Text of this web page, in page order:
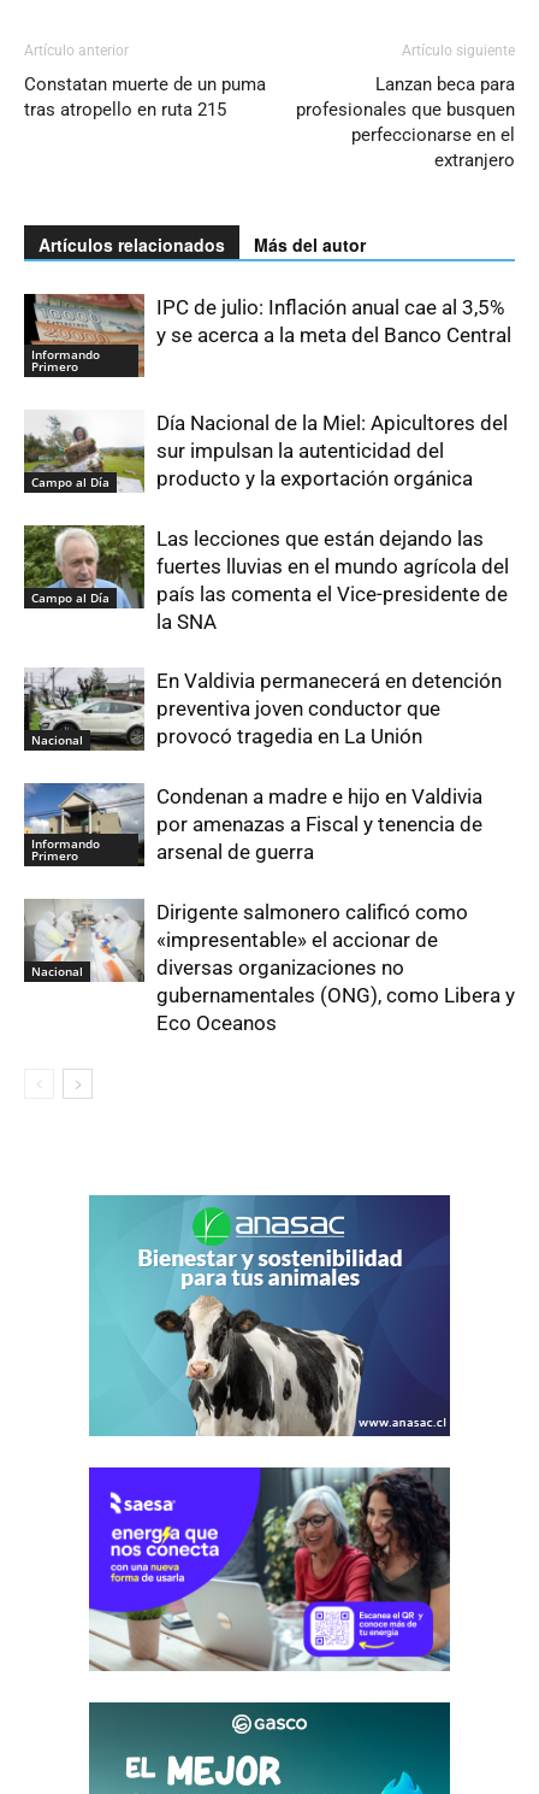
Artículo anterior
Constatan muerte de un puma
tras atropello en ruta 215
Artículo siguiente
Lanzan beca para
profesionales que busquen
perfeccionarse en el
extranjero
Artículos relacionados Más del autor
Informando
Primero
IPC de julio: Inflación anual cae al 3,5%
y se acerca a la meta del Banco Central
Campo al Día
Día Nacional de la Miel: Apicultores del
sur impulsan la autenticidad del
producto y la exportación orgánica
Campo al Día
Las lecciones que están dejando las
fuertes lluvias en el mundo agrícola del
país las comenta el Vice-presidente de
la SNA
Nacional
En Valdivia permanecerá en detención
preventiva joven conductor que
provocó tragedia en La Unión
Informando
Primero
Condenan a madre e hijo en Valdivia
por amenazas a Fiscal y tenencia de
arsenal de guerra
Nacional
Dirigente salmonero calificó como
«impresentable» el accionar de
diversas organizaciones no
gubernamentales (ONG), como Libera y
Eco Oceanos